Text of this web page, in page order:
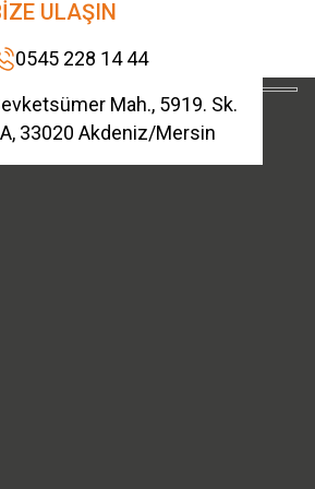
ULAŞIN
0545 228 14 44
Mah., 5919. Sk.
33020 Akdeniz/Mersin